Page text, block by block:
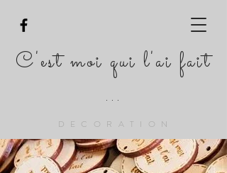
C'est moi qui l'ai fait
...
DECORATION